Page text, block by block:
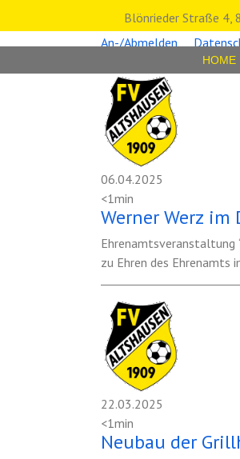
Blönrieder Straße 4,
An-/Abmelden
HOME
06.04.2025
<1min
Ehrenamtsveranstaltung
zu Ehren des Ehrenamts
22.03.2025
<1min
Neubau der